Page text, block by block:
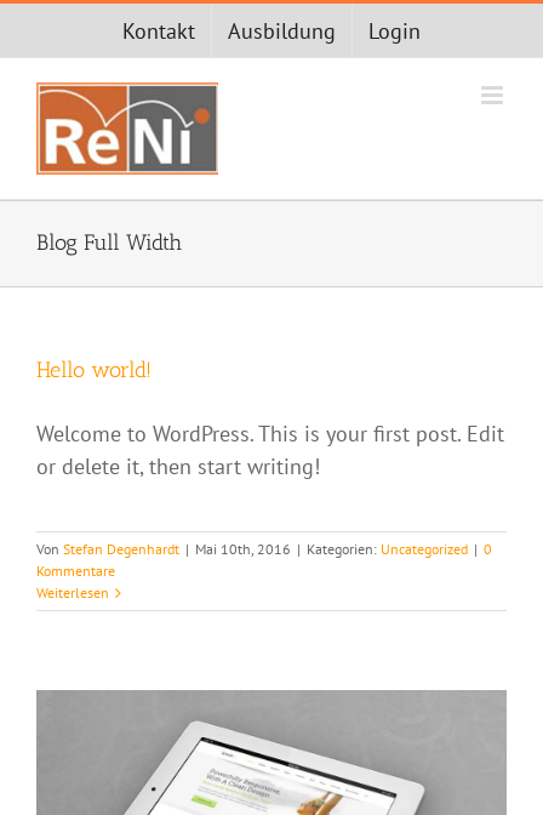
springen
Kontakt Ausbildung Login
Blog Full Width
Hello world!
Welcome to WordPress. This is your first post. Edit
or delete it, then start writing!
Von Stefan Degenhardt | Mai 10th, 2016 | Kategorien: Uncategorized | 0
Kommentare
Weiterlesen